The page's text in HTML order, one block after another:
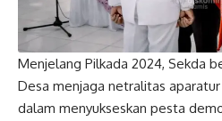
Menjelang Pilkada 2024, Sekda
Desa menjaga netralitas
dalam menyukseskan pesta